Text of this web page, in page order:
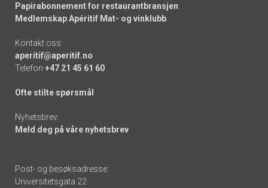
Papirabonnement for restaurantbransjen
Medlemskap Apéritif Mat- og vinklubb
Kontakt oss:
aperitif@aperitif.no
Telefon +47 21 45 61 60
Ofte stilte spørsmål
Nyhetsbrev:
Meld deg på våre nyhetsbrev
Post- og besøksadresse:
Universitetsgata 22